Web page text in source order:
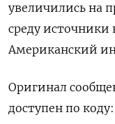
увеличились на
среду источники
Американский
Оригинал
доступен по коду: